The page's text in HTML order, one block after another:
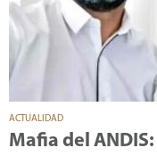
ACTUALIDAD
Mafia del